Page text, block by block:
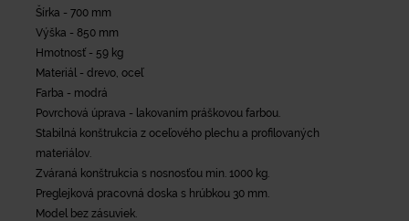
Šírka - 700 mm
Výška - 850 mm
Hmotnosť - 59 kg
Materiál - drevo, oceľ
Farba - modrá
Povrchová úprava - lakovaním práškovou farbou.
Stabilná konštrukcia z oceľového plechu a profilovaných
materiálov.
Zváraná konštrukcia s nosnosťou min. 1000 kg.
Preglejková pracovná doska s hrúbkou 30 mm.
Model bez zásuviek.